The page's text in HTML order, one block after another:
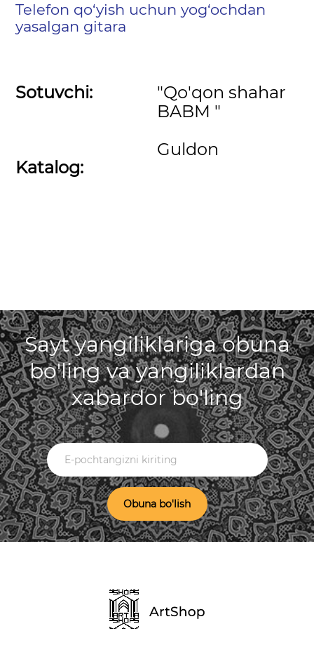
Telefon qo‘yish uchun yog‘ochdan
yasalgan gitara
Sotuvchi:
Katalog:
"Qo'qon shahar
BABM "
Guldon
Sayt yangiliklariga obuna
bo'ling va yangiliklardan
xabardor bo'ling
Obuna bo'lish